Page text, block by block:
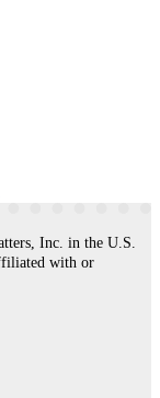
Inc. in the U.S.
with or